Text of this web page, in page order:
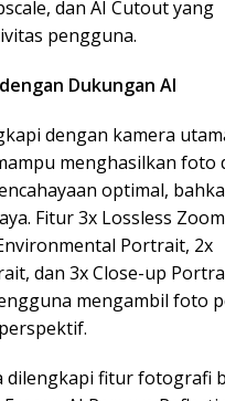
dan AI Cutout yang
pengguna.
Dukungan AI
dengan kamera
menghasilkan foto
optimal,
Fitur 3x Lossless
Portrait, 2x
dan 3x Close-up
mengambil foto
dilengkapi fitur fotografi